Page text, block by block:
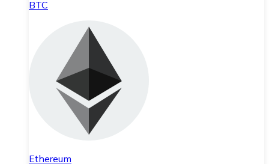
BTC
Ethereum